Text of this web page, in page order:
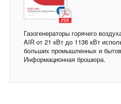
Газогенераторы горячего
AIR от 21 кВт до 1136 кВт
больших промышленных и
Информационная брошюра.